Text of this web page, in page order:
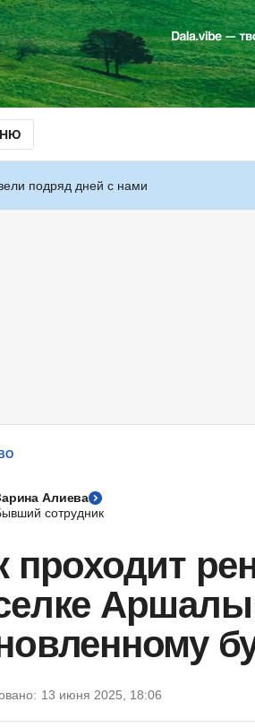
подряд дней с нами
Алиева
сотрудник
проходит
13 июня 2025, 18:06